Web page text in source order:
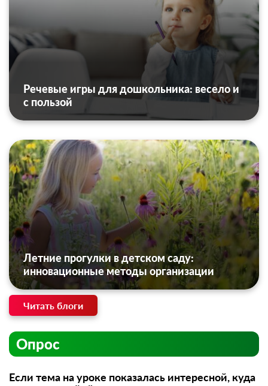
Речевые игры для дошкольника: весело и
с пользой
Летние прогулки в детском саду:
инновационные методы организации
Читать блоги
Опрос
Если тема на уроке показалась интересной, куда